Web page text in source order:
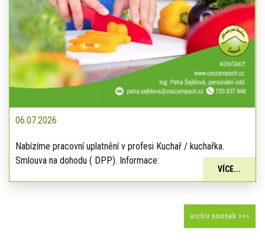
06.07.2026
Nabízíme pracovní uplatnění v profesi Kuchař / kuchařka.
Smlouva na dohodu ( DPP). Informace:
VÍCE...
archiv novinek >>>